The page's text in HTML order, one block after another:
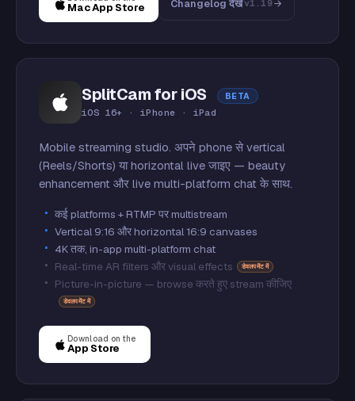
Mac App Store Changelog देखें v1.19
SplitCam for iOS BETA
iOS 16+ · iPhone · iPad
Mobile streaming studio. अपने phone से vertical
(Reels/Shorts) या horizontal live जाइए — beauty
enhancement और live multi-platform chat के साथ.
कई platforms + RTMP पर multistream
Vertical 9:16 और horizontal 16:9 canvases
4K तक, in-app multi-platform chat
Real-time AR filters और visual effects
डेवलपमेंट में
Picture-in-picture — browse करते हुए stream कीजिए
डेवलपमेंट में
Download on the
App Store